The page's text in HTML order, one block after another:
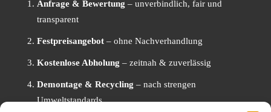
Anfrage & Bewertung – unverbindlich, fair und
transparent
Festpreisangebot – ohne Nachverhandlung
Kostenlose Abholung – zeitnah & zuverlässig
Demontage & Recycling – nach strengen
Umweltstandards